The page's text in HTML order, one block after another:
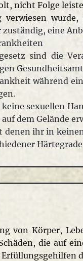
nicht Folge
verwiesen
eine
sind die
während
sexuellen
dem Gelände
denen ihr in
von Körper,
die auf